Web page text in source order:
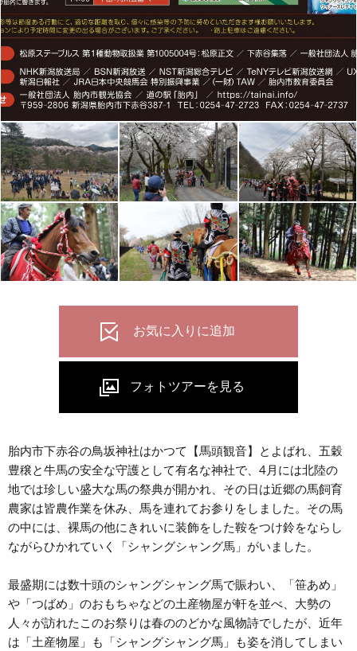
胎内市下赤谷の鳥坂神社はかつて【馬頭観音】とよばれ、五穀
豊穣と牛馬の安全な守護として有名な神社で、4月には北陸の
地では珍しい盛大な馬の祭典が開かれ、その日は近郷の馬飼育
農家は皆農作業を休み、馬を連れてお参りをしました。その馬
の中には、裸馬の他にきれいに装飾をした鞍をつけ鈴をならし
ながらひかれていく「シャングシャング馬」がいました。
最盛期には数十頭のシャングシャング馬で賑わい、「笹あめ」
や「つばめ」のおもちゃなどの土産物屋が軒を並べ、大勢の
人々が訪れたこのお祭りは春ののどかな風物詩でしたが、近年
は「土産物屋」も「シャングシャング馬」も姿を消してしまい